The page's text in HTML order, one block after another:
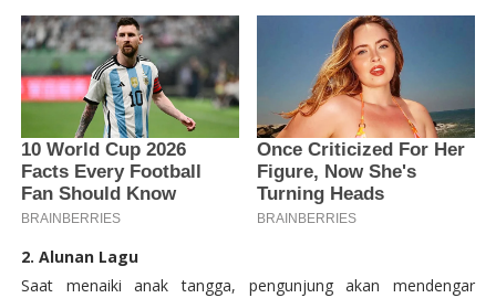
2. Alunan Lagu
Saat menaiki anak tangga, pengunjung akan mendengar